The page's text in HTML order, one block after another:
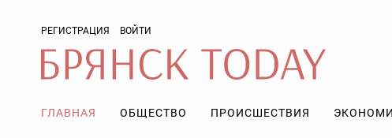
РЕГИСТРАЦИЯ ВОЙТИ
ГЛАВНАЯ ОБЩЕСТВО ПРОИСШЕСТВИЯ